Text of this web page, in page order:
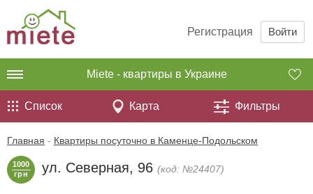
Регистрация Войти
Miete - квартиры в Украине
Список Карта Фильтры
Главная - Квартиры посуточно в Каменце-Подольском
1000
грн
ул. Северная, 96 (код: №24407)